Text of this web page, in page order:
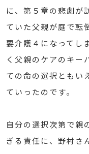
に、第５章の悲劇が
ていた父親が庭で転
要介護４になってし
く父親のケアのキー
ての命の選択ともい
ていったのです。
自分の選択次第で親
ぎる責任に、野村さ